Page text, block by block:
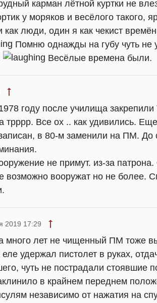
карман лётной куртки не
у моряков и весёлого такого,
люди, один я как чекист
Помню однажды на губу чуть не
Весёлые времена были.
году после училища
трррр. Все ох .. как удивились.
в 80-м заменили на ПМ. До
не примут. из-за
возможно вооружат но не более.
2019 17:29
много лет не чищенный ПМ тоже
удержал пистолет в руках,
чуть не пострадали стоявшие
в крайнем переднем
независимо от нажатия на